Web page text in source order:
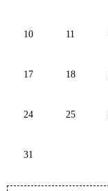
10 11
17 18
24 25
31